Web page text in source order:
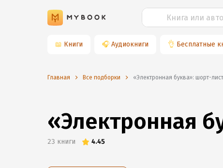
📖 Книги 🎧 Аудиокниги 👌 Бесплатные
Главная Все подборки «Электронная буква»: шорт-
«Электронная
23 книги 4.45